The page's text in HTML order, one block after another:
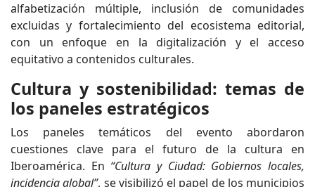
alfabetización múltiple, inclusión de comunidades
excluidas y fortalecimiento del ecosistema editorial,
con un enfoque en la digitalización y el acceso
equitativo a contenidos culturales.
Cultura y sostenibilidad: temas de
los paneles estratégicos
Los paneles temáticos del evento abordaron
cuestiones clave para el futuro de la cultura en
Iberoamérica. En “Cultura y Ciudad: Gobiernos locales,
incidencia global”, se visibilizó el papel de los municipios